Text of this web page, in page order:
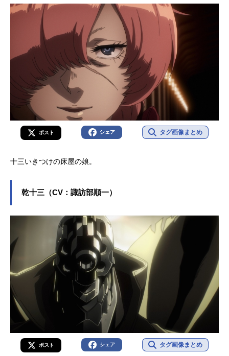
ポスト シェア タグ画像まとめ
十三いきつけの床屋の娘。
乾十三（CV：諏訪部順一）
ポスト シェア タグ画像まとめ